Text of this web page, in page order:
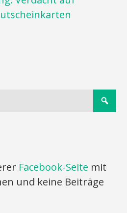
Facebook-Seite mit
und keine Beiträge